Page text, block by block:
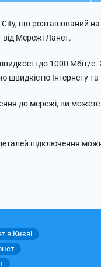
що розташований
від Мережі Ланет.
до 1000 Мбіт/
швидкістю Інтернету
до мережі, ви
підключення
в Києві